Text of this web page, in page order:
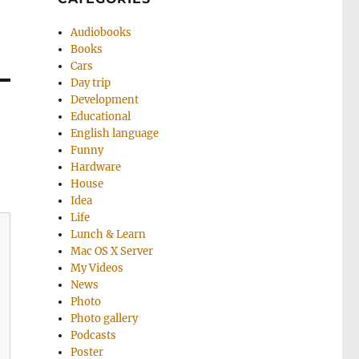
Audiobooks
Books
Cars
Day trip
Development
Educational
English language
Funny
Hardware
House
Idea
Life
Lunch & Learn
Mac OS X Server
My Videos
News
Photo
Photo gallery
Podcasts
Poster